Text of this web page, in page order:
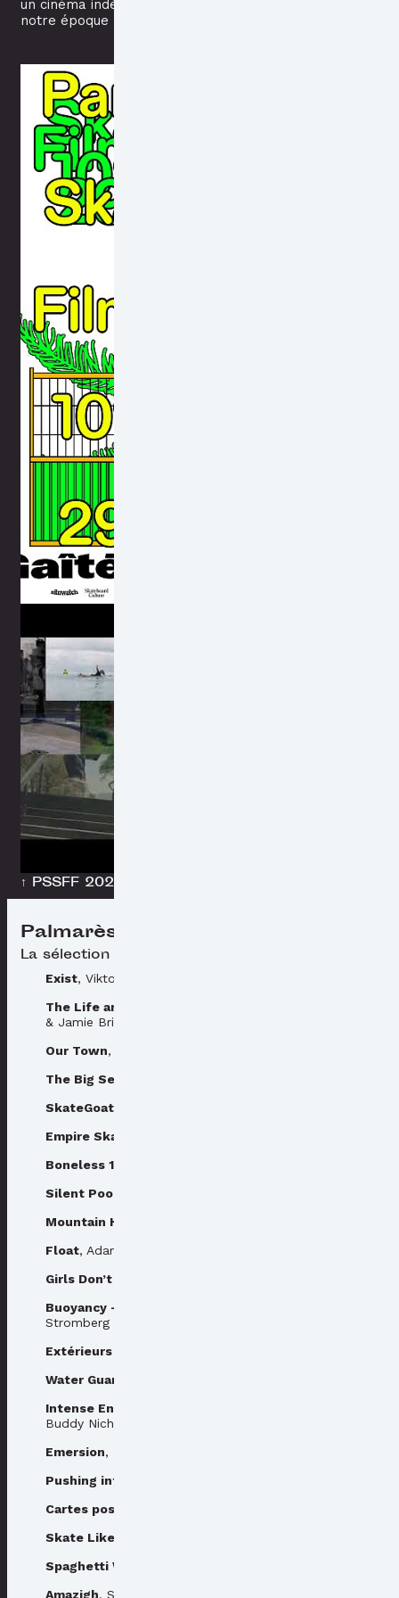
un cinéma indépendant qui reflète
notre époque !
↑ PSSFF 2025 programmation officielle
Palmarès
La sélection officielle
Exist, Viktor Telegin & Markus Bengtsson
The Life and Death of Westerly Windina
& Jamie Brisick
Our Town, Lounseny Soumah
The Big Sea
SkateGoat, Van Alpert
Empire Skate
Boneless 180
Silent Pool
Mountain High Valley Low
Float, Adam Warmington
Girls Don’t Cry in the Dark
Buoyancy - A Surf Story from Taiwan
Stromberg
Extérieurs bruts
Water Guardians
Intense Energy : Sounds of Skateboarding
Buddy Nichols
Emersion, Howard Wimshurst
Pushing into Modernity
Cartes postales
Skate Like a Lass
Spaghetti Week
Amazigh, Serra Soyupak